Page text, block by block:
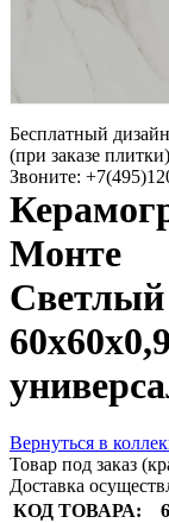
Бесплатный
(при заказе плитки)
Звоните:
Монте
Вернуться в
Товар под заказ
Доставка
КОД ТОВАРА: